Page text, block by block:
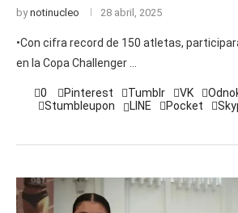
bynotinucleo 28 abril, 2025
•Con cifra record de 150 atletas,
en la Copa Challenger …
0 Pinterest Tumblr VK
Stumbleupon
LINE Pocket